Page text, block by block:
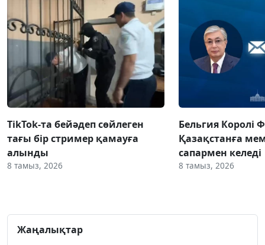
TikTok-та бейәдеп сөйлеген
тағы бір стример қамауға
алынды
8 тамыз, 2026
Бельгия Королі
Қазақстанға
сапармен келеді
8 тамыз, 2026
Жаңалықтар